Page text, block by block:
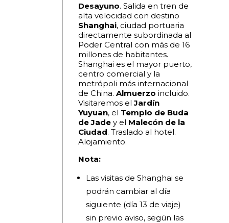
Desayuno. Salida en tren de
alta velocidad con destino
Shanghai, ciudad portuaria
directamente subordinada al
Poder Central con más de 16
millones de habitantes.
Shanghai es el mayor puerto,
centro comercial y la
metrópoli más internacional
de China.Almuerzo incluido.
Visitaremos elJardín
Yuyuan, el Templo de Buda
de Jade y el Malecón de la
Ciudad. Traslado al hotel.
Alojamiento.
Nota:
Las visitas de Shanghai se
podrán cambiar al día
siguiente (día 13 de viaje)
sin previo aviso, según las